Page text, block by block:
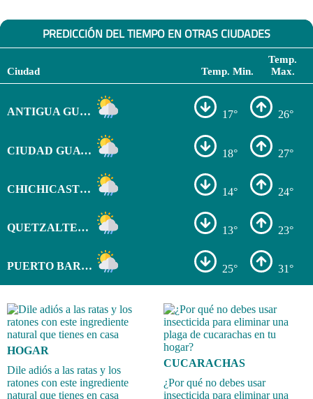
PREDICCIÓN DEL TIEMPO EN OTRAS CIUDADES
Ciudad Temp. Min.
Temp.
Max.
ANTIGUA GUATEMALA 17° 26°
CIUDAD GUATEMALA 18° 27°
CHICHICASTENANGO 14° 24°
QUETZALTENANGO 13° 23°
PUERTO BARRIOS 25° 31°
HOGAR
Dile adiós a las ratas y los
ratones con este ingrediente
natural que tienes en casa
CUCARACHAS
¿Por qué no debes usar
insecticida para eliminar una